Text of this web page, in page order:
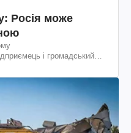
Росія може
і громадський